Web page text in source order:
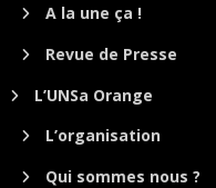
A la une ça !
Revue de Presse
L’UNSa Orange
L’organisation
Qui sommes nous ?